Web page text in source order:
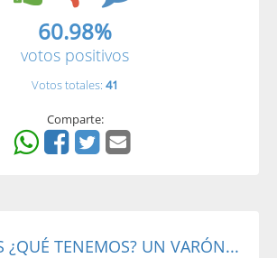
60.98%
votos positivos
Votos totales: 41
Comparte:
¿QUÉ TENEMOS? UN VARÓN...